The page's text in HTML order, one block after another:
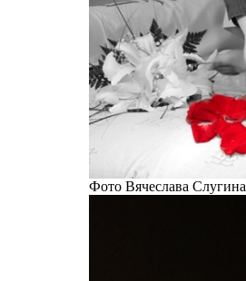
Фото Вячеслава Слугина